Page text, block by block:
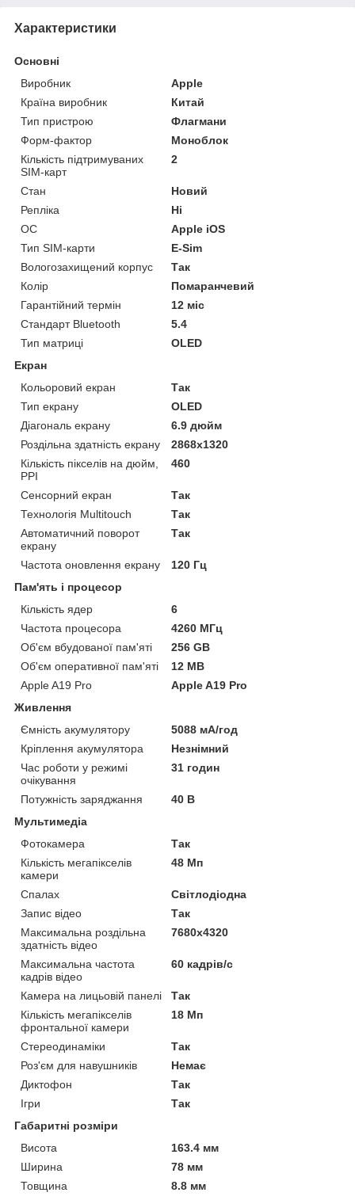
Характеристики
Основні
Виробник
Apple
Країна виробник
Китай
Тип пристрою
Флагмани
Форм-фактор
Моноблок
Кількість підтримуваних
SIM-карт
2
Стан
Новий
Репліка
Ні
ОС
Apple iOS
Тип SIM-карти
E-Sim
Вологозахищений корпус
Так
Колір
Помаранчевий
Гарантійний термін
12 міс
Стандарт Bluetooth
5.4
Тип матриці
OLED
Екран
Кольоровий екран
Так
Тип екрану
OLED
Діагональ екрану
6.9 дюйм
Роздільна здатність екрану
2868x1320
Кількість пікселів на дюйм,
PPI
460
Сенсорний екран
Так
Технологія Multitouch
Так
Автоматичний поворот
екрану
Так
Частота оновлення екрану
120 Гц
Пам'ять і процесор
Кількість ядер
6
Частота процесора
4260 МГц
Об'єм вбудованої пам'яті
256 GB
Об'єм оперативної пам'яті
12 MB
Apple A19 Pro
Apple A19 Pro
Живлення
Ємність акумулятору
5088 мА/год
Кріплення акумулятора
Незнімний
Час роботи у режимі
очікування
31 годин
Потужність заряджання
40 В
Мультимедіа
Фотокамера
Так
Кількість мегапікселів
камери
48 Мп
Спалах
Світлодіодна
Запис відео
Так
Максимальна роздільна
здатність відео
7680x4320
Максимальна частота
кадрів відео
60 кадрів/с
Камера на лицьовій панелі
Так
Кількість мегапікселів
фронтальної камери
18 Мп
Стереодинаміки
Так
Роз'єм для навушників
Немає
Диктофон
Так
Ігри
Так
Габаритні розміри
Висота
163.4 мм
Ширина
78 мм
Товщина
8.8 мм